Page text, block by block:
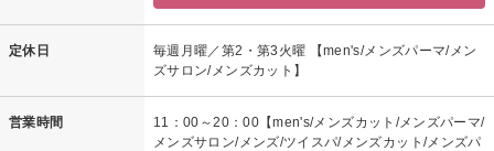
定休日
毎週月曜／第2・第3火曜 【men's/メンズパーマ/メン
ズサロン/メンズカット】
営業時間
11：00～20：00【men's/メンズカット/メンズパーマ/
メンズサロン/メンズ/ツイスパ/メンズカット/メンズパ